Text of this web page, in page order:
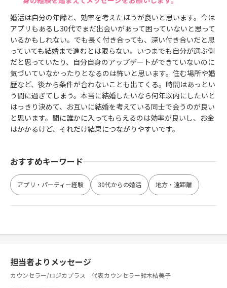
婚活は自分の年齢と、効率を考えたほうが良いと思います。今は
アプリもあるし30代でまだ出会いがあって困っていないと思って
いるかもしれない。でも長く付き合っても、深い付き合いだと思
っていても結婚まで進むとは限らない。いつまでも自分が選ぶ側
だと思っていたり、自分自身のアップデートができていないのに
気づいていなかったりとなるのは怖いと思います。住む場所や婚
歴など、後から条件が合わないことも出てくる。時間はあっとい
う間に過ぎてしまう。本当に結婚したいなら何年以内にしたいと
はっきり決めて、お互いに結婚を考えている同士で会うのが良い
と思います。間に誰かに入ってもらえるのは効率が良いし、お金
はかかるけど、それだけ結果につながりやすいです。
おすすめキーワード
アプリ・パーティー経験 30代からの婚活 地方・遠距離
担当者よりメッセージ
カウンセラー/ロジカプラス 代表カウンセラー鈴木結美子